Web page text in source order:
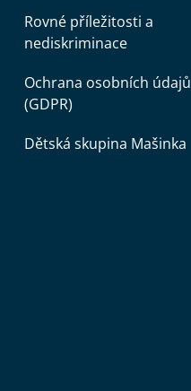
Rovné příležitosti a
nediskriminace
Ochrana osobních údajů
(GDPR)
Dětská skupina Mašinka